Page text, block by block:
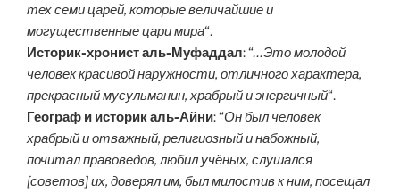
тех семи царей, которые величайшие и
могущественные цари мира“.
Историк-хронист аль-Муфаддал: “…Это молодой
человек красивой наружности, отличного характера,
прекрасный мусульманин, храбрый и энергичный“.
Географ и историк аль-Айни: “Он был человек
храбрый и отважный, религиозный и набожный,
почитал правоведов, любил учёных, слушался
[советов] их, доверял им, был милостив к ним, посещал